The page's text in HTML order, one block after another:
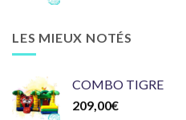
LES MIEUX NOTÉS
COMBO TIGRE
209,00€